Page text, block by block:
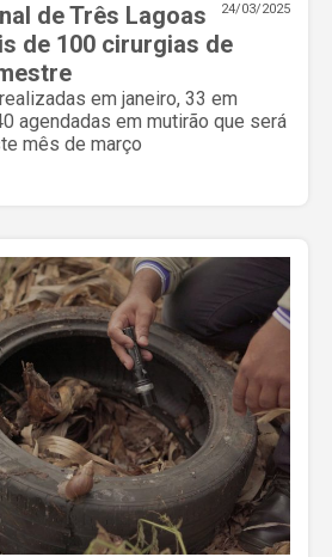
24/03/2025
de Três Lagoas
de 100 cirurgias de
em janeiro, 33 em
agendadas em mutirão que será
mês de março